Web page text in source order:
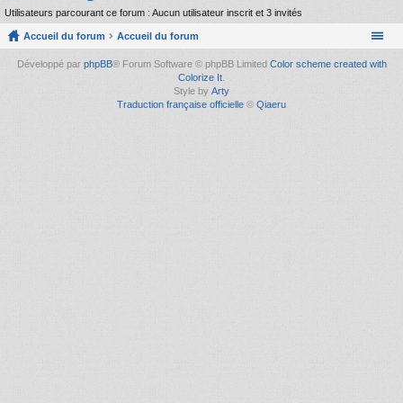
Utilisateurs parcourant ce forum : Aucun utilisateur inscrit et 3 invités
Accueil du forum Accueil du forum
Développé par phpBB® Forum Software © phpBB Limited Color scheme created with
Colorize It.
Style by Arty
Traduction française officielle © Qiaeru